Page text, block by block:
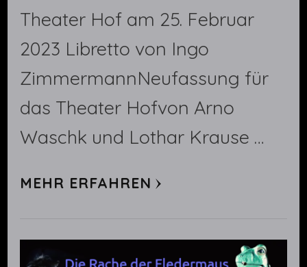
Theater Hof am 25. Februar
2023 Libretto von Ingo
ZimmermannNeufassung für
das Theater Hofvon Arno
Waschk und Lothar Krause …
MEHR ERFAHREN